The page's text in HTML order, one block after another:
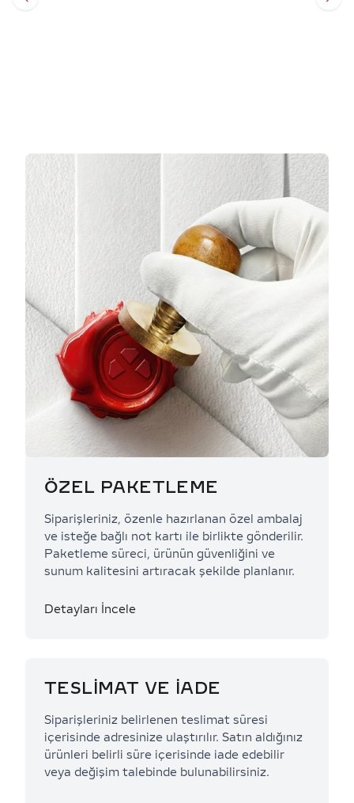
ÖZEL PAKETLEME
Siparişleriniz, özenle hazırlanan özel ambalaj
ve isteğe bağlı not kartı ile birlikte gönderilir.
Paketleme süreci, ürünün güvenliğini ve
sunum kalitesini artıracak şekilde planlanır.
Detayları İncele
TESLİMAT VE İADE
Siparişleriniz belirlenen teslimat süresi
içerisinde adresinize ulaştırılır. Satın aldığınız
ürünleri belirli süre içerisinde iade edebilir
veya değişim talebinde bulunabilirsiniz.